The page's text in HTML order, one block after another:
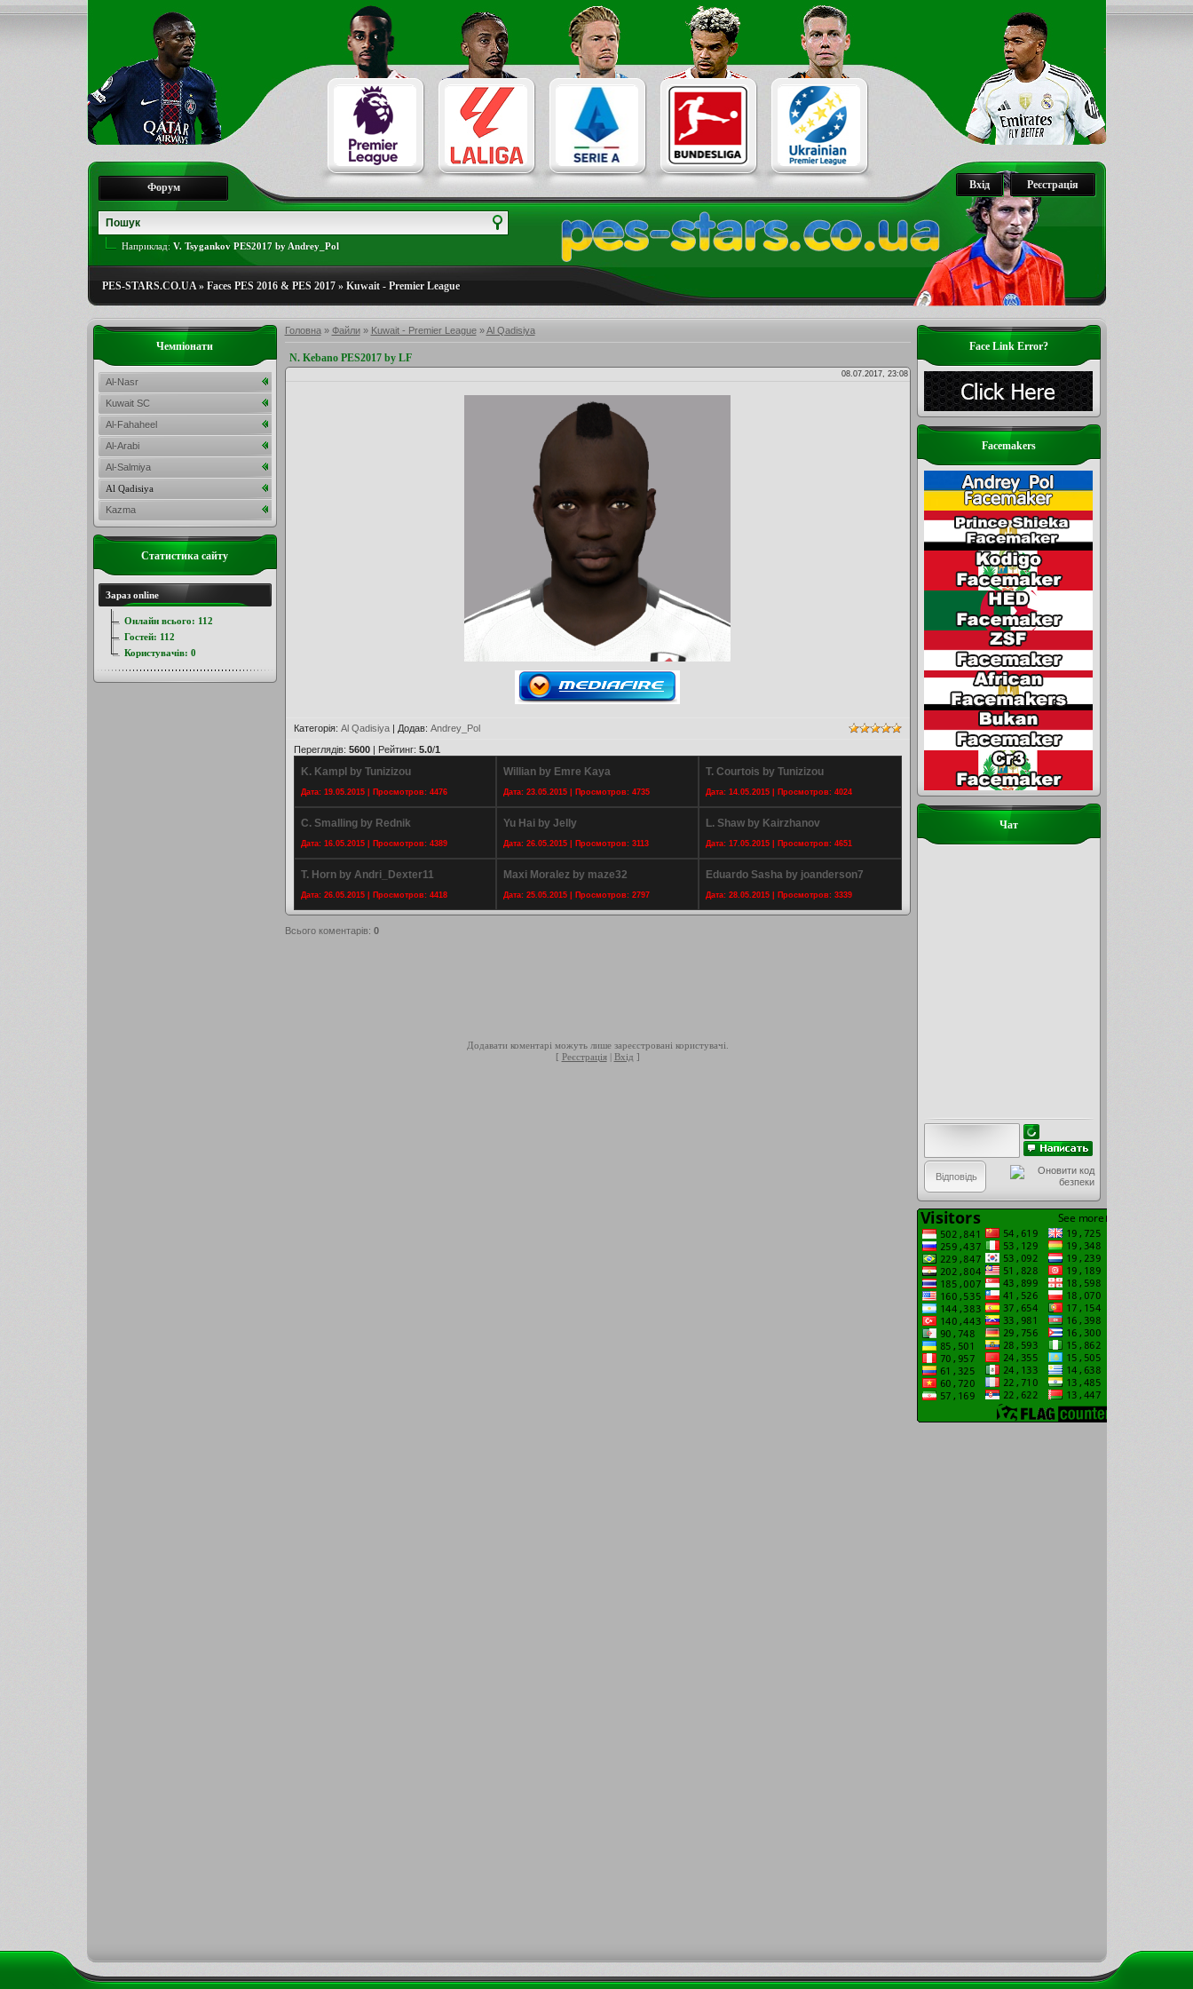
Реєстрація
Вхід
Форум
Наприклад: V. Tsygankov PES2017 by Andrey_Pol
PES-STARS.CO.UA» Faces PES 2016 & PES 2017» Kuwait - Premier League
Головна» Файли» Kuwait - Premier League»Al Qadisiya
N. Kebano PES2017 by LF
08.07.2017, 23:08
Категорія: Al Qadisiya| Додав: Andrey_Pol
Переглядів: 5600| Рейтинг: 5.0/1
K. Kampl by Tunizizou
Дата: 19.05.2015 | Просмотров: 4476
Willian by Emre Kaya
Дата: 23.05.2015 | Просмотров: 4735
T. Courtois by Tunizizou
Дата: 14.05.2015 | Просмотров: 4024
C. Smalling by Rednik
Дата: 16.05.2015 | Просмотров: 4389
Yu Hai by Jelly
Дата: 26.05.2015 | Просмотров: 3113
L. Shaw by Kairzhanov
Дата: 17.05.2015 | Просмотров: 4651
T. Horn by Andri_Dexter11
Дата: 26.05.2015 | Просмотров: 4418
Maxi Moralez by maze32
Дата: 25.05.2015 | Просмотров: 2797
Eduardo Sasha by joanderson7
Дата: 28.05.2015 | Просмотров: 3339
Всього коментарів: 0
Додавати коментарі можуть лише зареєстровані користувачі.
[ Реєстрація| Вхід ]
Face Link Error?
Facemakers
Чат
Чемпіонати
Al-Nasr
Kuwait SC
Al-Fahaheel
Al-Arabi
Al-Salmiya
Al Qadisiya
Kazma
Статистика сайту
Зараз online
Онлайн всього: 112
Гостей: 112
Користувачів: 0